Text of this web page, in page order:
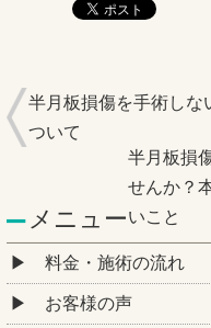
半月板損傷を手術しな
ついて
半月板損
せんか？
いこと
メニュー
料金・施術の流れ
お客様の声